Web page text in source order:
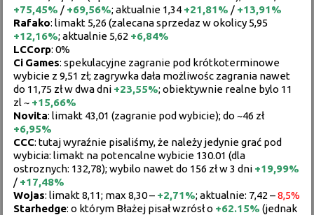
+75,45% / +69,56%; aktualnie 1,34 +21,81% / +13,91%
Rafako: limakt 5,26 (zalecana sprzedaz w okolicy 5,95
+12,16%; aktualnie 5,62 +6,84%
LCCorp: 0%
Ci Games: spekulacyjne zagranie pod krótkoterminowe
wybicie z 9,51 zł; zagrywka dała możliwośc zagrania nawet
do 11,75 zł w dwa dni +23,55%; obiektywnie realne bylo 11
zl ~ +15,66%
Novita: limakt 43,01 (zagranie pod wybicie); do ~46 zł
+6,95%
CCC: tutaj wyraźnie pisaliśmy, że należy jedynie grać pod
wybicia: limakt na potencalne wybicie 130.01 (dla
ostroznych: 132,78); wybilo nawet do 156 zł w 3 dni +19,99%
/ +17,48%
Wojas: limakt 8,11; max 8,30 – +2,71%; aktualnie: 7,42 –8,5%
Starhedge: o którym Błażej pisał wzrósł o +62.15% (jednak